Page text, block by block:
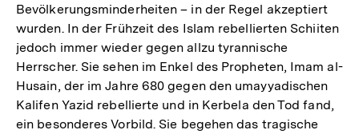
Bevölkerungsminderheiten – in der Regel akzeptiert
wurden. In der Frühzeit des Islam rebellierten Schiiten
jedoch immer wieder gegen allzu tyrannische
Herrscher. Sie sehen im Enkel des Propheten, Imam al-
Husain, der im Jahre 680 gegen den umayyadischen
Kalifen Yazid rebellierte und in Kerbela den Tod fand,
ein besonderes Vorbild. Sie begehen das tragische